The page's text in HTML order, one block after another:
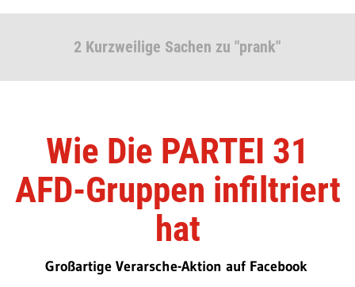
2 Kurzweilige Sachen zu "prank"
Wie Die PARTEI 31
AFD-Gruppen infiltriert
hat
Großartige Verarsche-Aktion auf Facebook